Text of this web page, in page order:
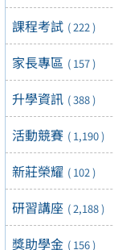
課程考試 ( 222 )
家長專區 ( 157 )
升學資訊 ( 388 )
活動競賽 ( 1,190 )
新莊榮耀 ( 102 )
研習講座 ( 2,188 )
獎助學金 ( 156 )